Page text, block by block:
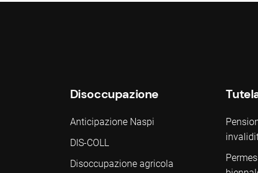
Disoccupazione
Anticipazione Naspi
DIS-COLL
Disoccupazione agricola